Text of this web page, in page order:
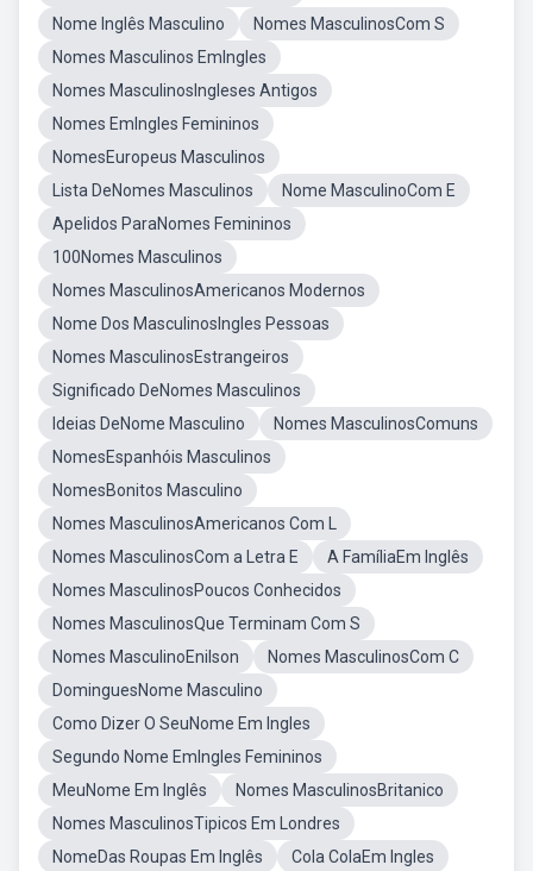
Nome Inglês Masculino
Nomes MasculinosCom S
Nomes Masculinos EmIngles
Nomes MasculinosIngleses Antigos
Nomes EmIngles Femininos
NomesEuropeus Masculinos
Lista DeNomes Masculinos
Nome MasculinoCom E
Apelidos ParaNomes Femininos
100Nomes Masculinos
Nomes MasculinosAmericanos Modernos
Nome Dos MasculinosIngles Pessoas
Nomes MasculinosEstrangeiros
Significado DeNomes Masculinos
Ideias DeNome Masculino
Nomes MasculinosComuns
NomesEspanhóis Masculinos
NomesBonitos Masculino
Nomes MasculinosAmericanos Com L
Nomes MasculinosCom a Letra E
A FamíliaEm Inglês
Nomes MasculinosPoucos Conhecidos
Nomes MasculinosQue Terminam Com S
Nomes MasculinoEnilson
Nomes MasculinosCom C
DominguesNome Masculino
Como Dizer O SeuNome Em Ingles
Segundo Nome EmIngles Femininos
MeuNome Em Inglês
Nomes MasculinosBritanico
Nomes MasculinosTipicos Em Londres
NomeDas Roupas Em Inglês
Cola ColaEm Ingles